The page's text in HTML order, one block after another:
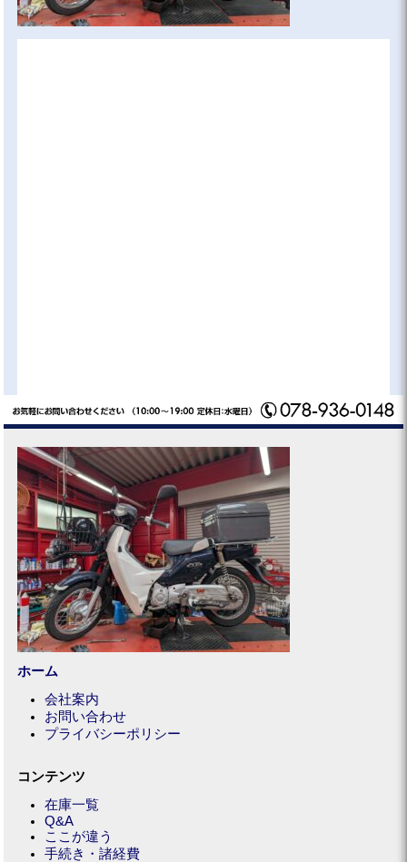
ホーム
会社案内
お問い合わせ
プライバシーポリシー
コンテンツ
在庫一覧
Q&A
ここが違う
手続き・諸経費